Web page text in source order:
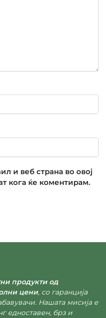
и веб страна во овој
кога ќе коментирам.
продукти од
цени, со гаранција
Нашата мисија е
едноставен, брз и